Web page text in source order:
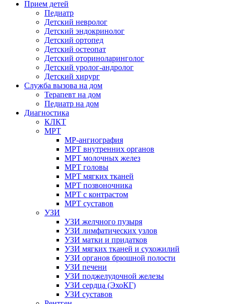
Прием детей
Педиатр
Детский невролог
Детский эндокринолог
Детский ортопед
Детский остеопат
Детский оториноларинголог
Детский уролог-андролог
Детский хирург
Служба вызова на дом
Терапевт на дом
Педиатр на дом
Диагностика
КЛКТ
МРТ
МР-ангиография
МРТ внутренних органов
МРТ молочных желез
МРТ головы
МРТ мягких тканей
МРТ позвоночника
МРТ с контрастом
МРТ суставов
УЗИ
УЗИ желчного пузыря
УЗИ лимфатических узлов
УЗИ матки и придатков
УЗИ мягких тканей и сухожилий
УЗИ органов брюшной полости
УЗИ печени
УЗИ поджелудочной железы
УЗИ сердца (ЭхоКГ)
УЗИ суставов